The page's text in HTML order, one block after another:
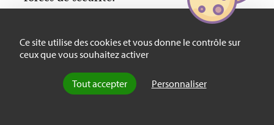
Ce site utilise des cookies et vous donne le contrôle sur
ceux que vous souhaitez activer
Tout accepter Personnaliser
Les outils juridiques de la
censure